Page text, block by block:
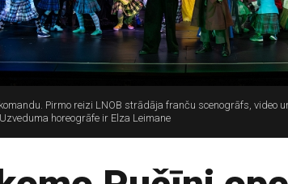
Pirmo reizi LNOB strādāja franču scenogrāfs, video
horeogrāfe ir Elza Leimane